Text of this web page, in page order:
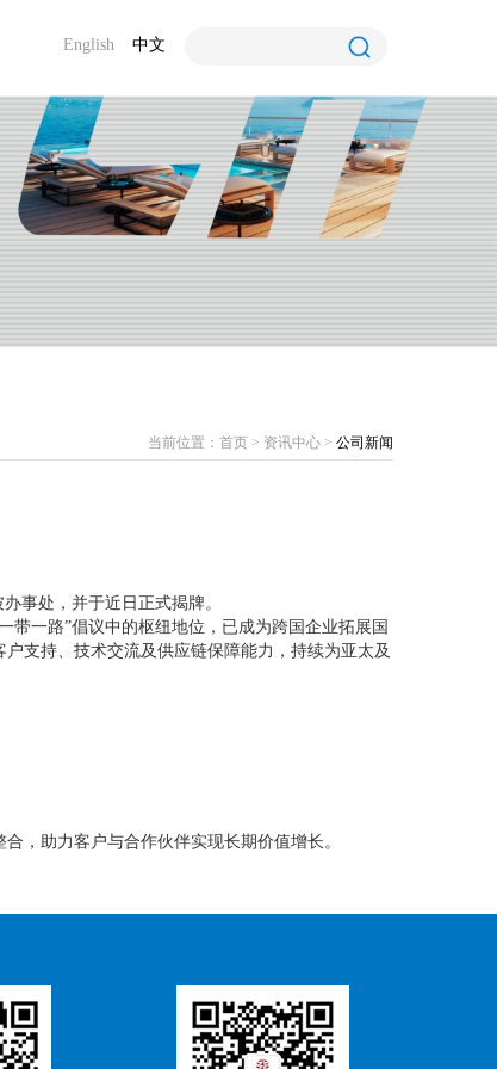
English 中文
当前位置： 首页 > 资讯中心 > 公司新闻
事处，并于近日正式揭牌。
带一路”倡议中的枢纽地位，已成为跨国企业拓展国
支持、技术交流及供应链保障能力，持续为亚太及
，助力客户与合作伙伴实现长期价值增长。